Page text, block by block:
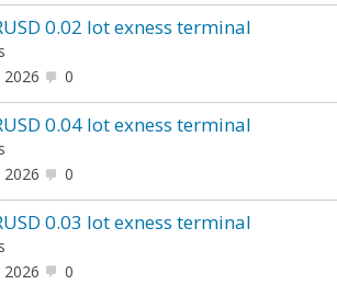
0.02 lot exness terminal
2026
0
0.04 lot exness terminal
2026
0
0.03 lot exness terminal
2026
0